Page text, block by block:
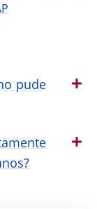
pude